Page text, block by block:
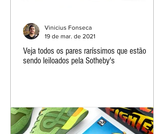
Veja todos os pares raríssimos que estão
sendo leiloados pela Sotheby's
Vinicius Fonseca
19 de mar. de 2021